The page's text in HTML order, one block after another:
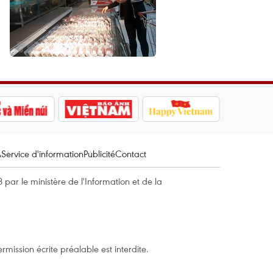
Service d'informationPublicitéContact
par le ministère de l'Information et de la
écrite préalable est interdite.